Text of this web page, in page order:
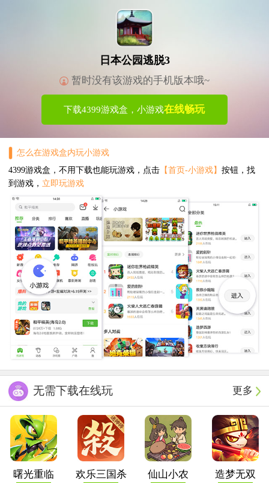
日本公园逃脱3
暂时没有该游戏的手机版本哦~
下载4399游戏盒，小游戏在线畅玩
怎么在游戏盒内玩小游戏
4399游戏盒，不用下载也能玩游戏，点击【首页-小游戏】 按钮，找
到游戏， 立即玩游戏
更多
无需下载在线玩
曙光重临 欢乐三国杀 仙山小农 造梦无双